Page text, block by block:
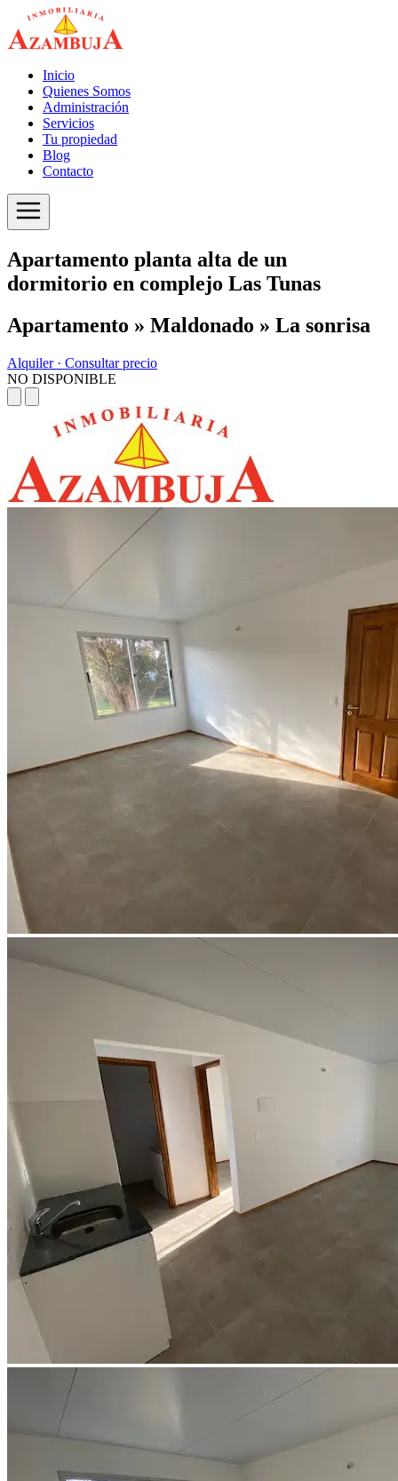
Inicio
Quienes Somos
Administración
Servicios
Tu propiedad
Blog
Contacto
Apartamento planta alta de un
dormitorio en complejo Las Tunas
Apartamento » Maldonado » La sonrisa
Alquiler · Consultar precio
NO DISPONIBLE